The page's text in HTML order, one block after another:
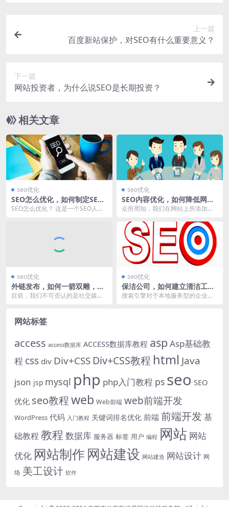
上一篇
百度新站保护，对SEO有什么重要意义？
下一篇
网站投资者，为什么说SEO是长期投资？
相关文章
seo优化
SEO怎么优化，如何制定SEO
优化方案？
SEO怎么优化？ 这是一个SEO人
seo优化
SEO内容优化，如何降低网页
跳出率？
众所周知，我们在网站上所添加的
据监控软件，它可以...
seo优化
外链发布，如何一箭双雕，而
非仅仅为了SEO？
目前，我们不可否认的是社交媒体
seo优化
保洁公司，如何建立清洁工与
钟点工网站？
搜索引擎对于本地服务型的企业，
网站标签
access access数据库 ACCESS数据库教程 asp Asp基础教
程 css div Div+CSS Div+CSS教程 html Java
json jsp mysql php php入门教程 ps seo SEO
优化 seo教程web Web前端 web前端开发
WordPress 代码 入门教程 关键词排名优化 前端 前端开发 基
础教程 教程 数据库 服务器 标签 用户 编程 网站 网站
优化 网站制作 网站建设 网站建造 网站设计 网
络 美工设计 软件